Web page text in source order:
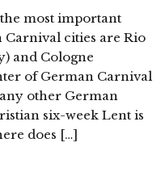
most important
Carnival cities are Rio
and Cologne
of German Carnival
other German
six-week Lent is
does […]